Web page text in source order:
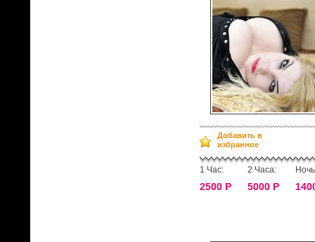
Добавить в
избранное
1 Час:
2500 Р
2 Часа:
5000 Р